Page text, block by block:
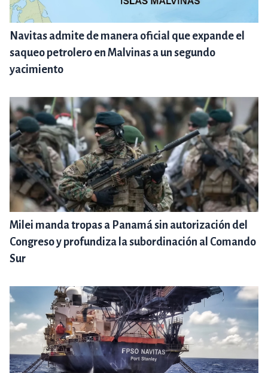
Navitas admite de manera oficial que expande el
saqueo petrolero en Malvinas a un segundo
yacimiento
Milei manda tropas a Panamá sin autorización del
Congreso y profundiza la subordinación al Comando
Sur